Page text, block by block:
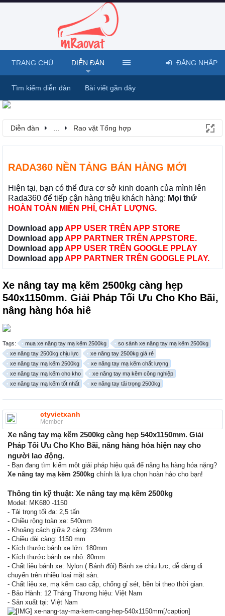
Diễn đàn Rao vặt Tổng hợp
RADA360 NỀN TẢNG BÁN HÀNG MỚI
Hiện tại, bạn có thể đưa cơ sở kinh doanh của mình lên
Rada360 để tiếp cận hàng triệu khách hàng: Mọi thứ
HOÀN TOÀN MIỄN PHÍ, CHẤT LƯỢNG.
Download app APP USER TRÊN APP STORE
Download app APP PARTNER TRÊN APPSTORE.
Download app APP USER TRÊN GOOGLE PPLAY
Download app APP PARTNER TRÊN GOOGLE PLAY.
Xe nâng tay mạ kẽm 2500kg càng hẹp
540x1150mm. Giải Pháp Tối Ưu Cho Kho Bãi,
nâng hàng hóa hiê
Tags: mua xe nâng tay mạ kẽm 2500kg
so sánh xe nâng tay mạ kẽm 2500kg
xe nâng tay 2500kg chịu lực
xe nâng tay 2500kg giá rẻ
xe nâng tay mạ kẽm 2500kg
xe nâng tay mạ kẽm chất lượng
xe nâng tay mạ kẽm cho kho
xe nâng tay mạ kẽm công nghiệp
xe nâng tay mạ kẽm tốt nhất
xe nâng tay tải trọng 2500kg
ctyvietxanh
Member
Xe nâng tay mạ kẽm 2500kg càng hẹp 540x1150mm. Giải
Pháp Tối Ưu Cho Kho Bãi, nâng hàng hóa hiện nay cho
người lao động.
- Bạn đang tìm kiếm một giải pháp hiệu quả để nâng hạ hàng hóa nặng?
Xe nâng tay mạ kẽm 2500kg chính là lựa chọn hoàn hảo cho bạn!
Thông tin kỹ thuật: Xe nâng tay mạ kẽm 2500kg
Model: MK680 -1150
- Tải trọng tối đa: 2,5 tấn
- Chiều rộng toàn xe: 540mm
- Khoảng cách giữa 2 càng: 234mm
- Chiều dài càng: 1150 mm
- Kích thước bánh xe lớn: 180mm
- Kích thước bánh xe nhỏ: 80mm
- Chất liệu bánh xe: Nylon ( Bánh đôi) Bánh xe chịu lực, dễ dàng di
chuyển trên nhiều loại mặt sàn.
- Chất liệu xe, mạ kẽm cao cấp, chống gỉ sét, bền bỉ theo thời gian.
- Bảo Hành: 12 Tháng Thương hiệu: Việt Nam
- Sản xuất tại: Việt Nam
xe-nang-tay-ma-kem-cang-hep-540x1150mm[/caption]
TRANG CHỦ DIỄN ĐÀN
Tìm kiếm diễn đàn Bài viết gần đây
ĐĂNG NHẬP